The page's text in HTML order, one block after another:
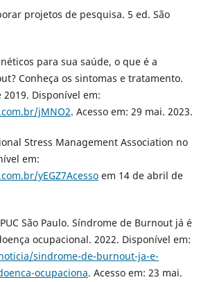
projetos de pesquisa. 5 ed. São
para sua saúde, o que é a
Conheça os sintomas e tratamento.
Disponível em:
jMNO2. Acesso em: 29 mai. 2023.
Stress Management Association no
em:
yEGZ7Acessoem 14 de abril de
PUC São Paulo. Síndrome de Burnout já é
ocupacional. 2022. Disponível em:
sindrome-de-burnout-ja-e-
ocupaciona. Acesso em: 23 mai.